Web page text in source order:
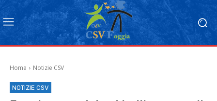
Home Notizie CSV
NOTIZIE CSV